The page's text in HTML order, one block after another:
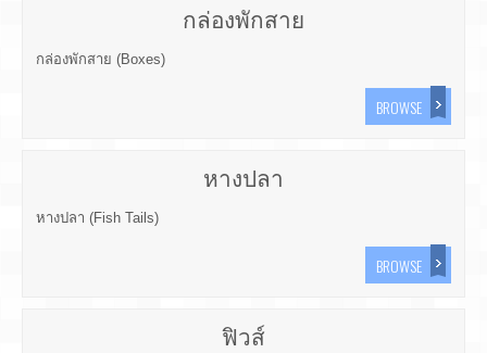
กล่องพักสาย
กล่องพักสาย (Boxes)
BROWSE
หางปลา
หางปลา (Fish Tails)
BROWSE
ฟิวส์